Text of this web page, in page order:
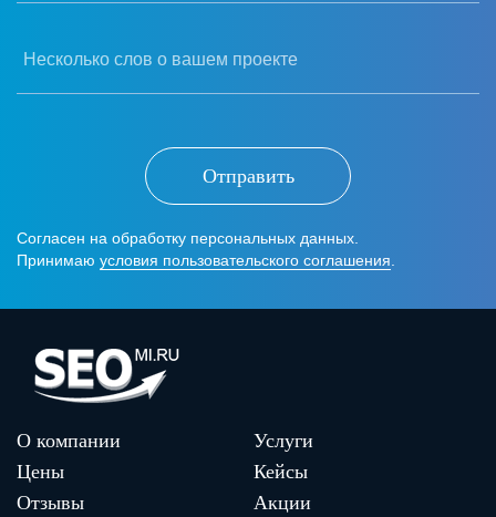
Несколько слов о вашем проекте
Отправить
Согласен на обработку персональных данных.
Принимаю условия пользовательского соглашения
О компании
Услуги
Цены
Кейсы
Отзывы
Акции